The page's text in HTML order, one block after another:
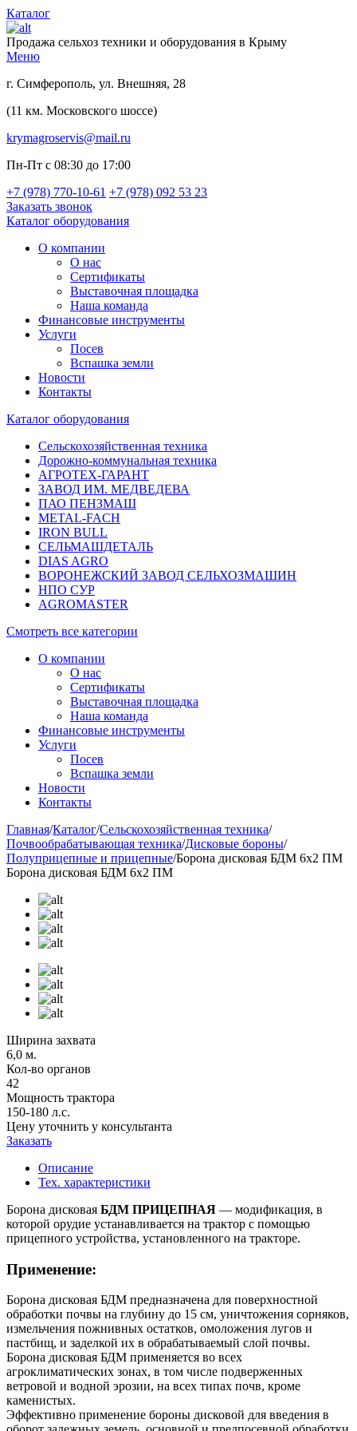
Каталог
Продажа сельхоз техники и оборудования в Крыму
Меню
г. Симферополь, ул. Внешняя, 28
(11 км. Московского шоссе)
krymagroservis@mail.ru
Пн-Пт с 08:30 до 17:00
+7 (978) 770-10-61 +7 (978) 092 53 23
Заказать звонок
Каталог оборудования
О компании
О нас
Сертификаты
Выставочная площадка
Наша команда
Финансовые инструменты
Услуги
Посев
Вспашка земли
Новости
Контакты
Каталог оборудования
Сельскохозяйственная техника
Дорожно-коммунальная техника
АГРОТЕХ-ГАРАНТ
ЗАВОД ИМ. МЕДВЕДЕВА
ПАО ПЕНЗМАШ
METAL-FACH
IRON BULL
СЕЛЬМАШДЕТАЛЬ
DIAS AGRO
ВОРОНЕЖСКИЙ ЗАВОД СЕЛЬХОЗМАШИН
НПО СУР
AGROMASTER
Смотреть все категории
О компании
О нас
Сертификаты
Выставочная площадка
Наша команда
Финансовые инструменты
Услуги
Посев
Вспашка земли
Новости
Контакты
Главная/Каталог/Сельскохозяйственная техника/
Почвообрабатывающая техника/Дисковые бороны/
Полуприцепные и прицепные/Борона дисковая БДМ 6х2 ПМ
Борона дисковая БДМ 6х2 ПМ
Ширина захвата
6,0 м.
Кол-во органов
42
Мощность трактора
150-180 л.с.
Цену уточнить у консультанта
Заказать
Описание
Тех. характеристики
Борона дисковая БДМ ПРИЦЕПНАЯ — модификация, в
которой орудие устанавливается на трактор с помощью
прицепного устройства, установленного на тракторе.
Применение:
Борона дисковая БДМ предназначена для поверхностной
обработки почвы на глубину до 15 см, уничтожения сорняков,
измельчения пожнивных остатков, омоложения лугов и
пастбищ, и заделкой их в обрабатываемый слой почвы.
Борона дисковая БДМ применяется во всех
агроклиматических зонах, в том числе подверженных
ветровой и водной эрозии, на всех типах почв, кроме
каменистых.
Эффективно применение бороны дисковой для введения в